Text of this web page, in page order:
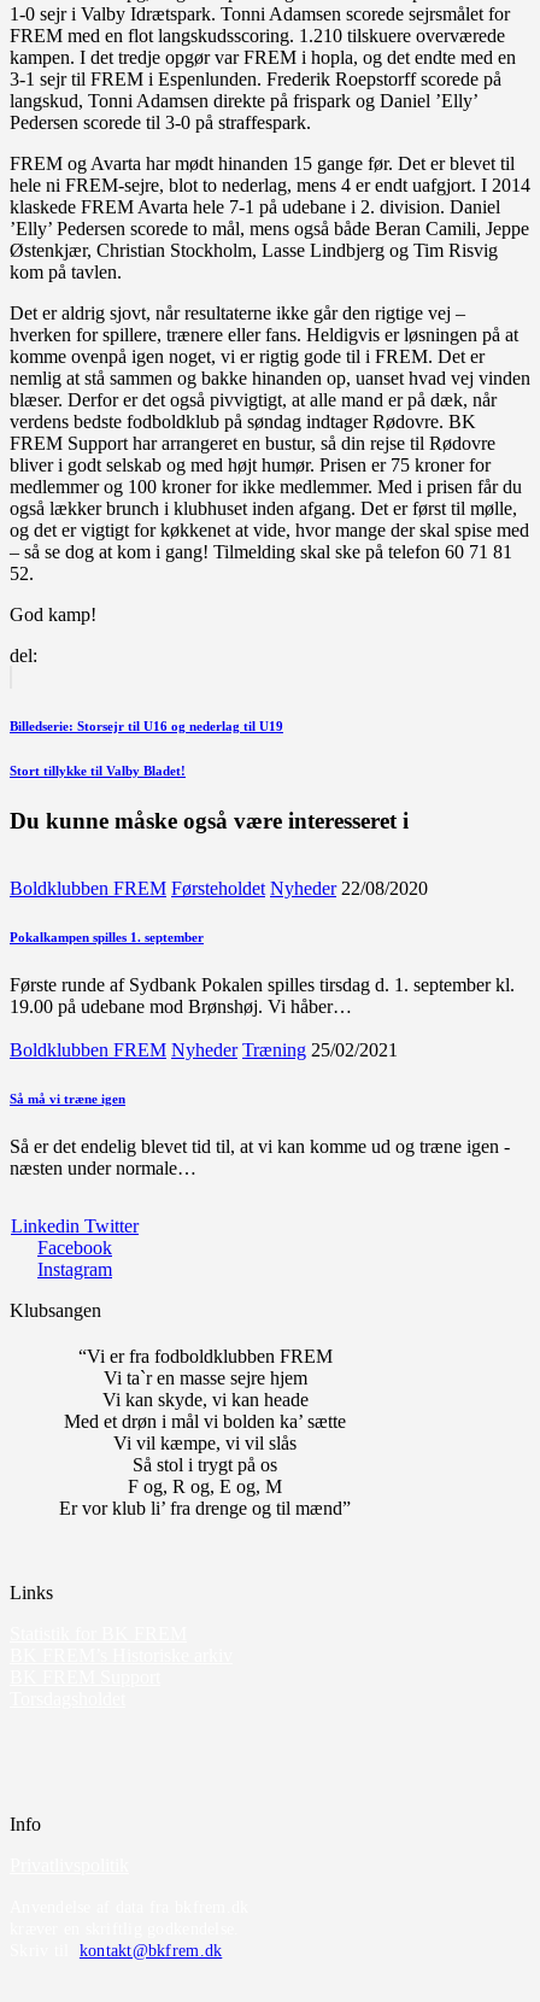
1-0 sejr i Valby Idrætspark. Tonni Adamsen scorede sejrsmålet for
FREM med en flot langskudsscoring. 1.210 tilskuere overværede
kampen. I det tredje opgør var FREM i hopla, og det endte med en
3-1 sejr til FREM i Espenlunden. Frederik Roepstorff scorede på
langskud, Tonni Adamsen direkte på frispark og Daniel ’Elly’
Pedersen scorede til 3-0 på straffespark.
FREM og Avarta har mødt hinanden 15 gange før. Det er blevet til
hele ni FREM-sejre, blot to nederlag, mens 4 er endt uafgjort. I 2014
klaskede FREM Avarta hele 7-1 på udebane i 2. division. Daniel
’Elly’ Pedersen scorede to mål, mens også både Beran Camili, Jeppe
Østenkjær, Christian Stockholm, Lasse Lindbjerg og Tim Risvig
kom på tavlen.
Det er aldrig sjovt, når resultaterne ikke går den rigtige vej –
hverken for spillere, trænere eller fans. Heldigvis er løsningen på at
komme ovenpå igen noget, vi er rigtig gode til i FREM. Det er
nemlig at stå sammen og bakke hinanden op, uanset hvad vej vinden
blæser. Derfor er det også pivvigtigt, at alle mand er på dæk, når
verdens bedste fodboldklub på søndag indtager Rødovre. BK
FREM Support har arrangeret en bustur, så din rejse til Rødovre
bliver i godt selskab og med højt humør. Prisen er 75 kroner for
medlemmer og 100 kroner for ikke medlemmer. Med i prisen får du
også lækker brunch i klubhuset inden afgang. Det er først til mølle,
og det er vigtigt for køkkenet at vide, hvor mange der skal spise med
– så se dog at kom i gang! Tilmelding skal ske på telefon 60 71 81
52.
God kamp!
del:
Billedserie: Storsejr til U16 og nederlag til U19
Næste
Stort tillykke til Valby Bladet!
Du kunne måske også være interesseret i
Boldklubben FREM Førsteholdet Nyheder 22/08/2020
Pokalkampen spilles 1. september
Første runde af Sydbank Pokalen spilles tirsdag d. 1. september kl.
19.00 på udebane mod Brønshøj. Vi håber…
Boldklubben FREM Nyheder Træning 25/02/2021
Så må vi træne igen
Så er det endelig blevet tid til, at vi kan komme ud og træne igen -
næsten under normale…
Linkedin Twitter
Facebook
Instagram
Klubsangen
“Vi er fra fodboldklubben FREM
Vi ta`r en masse sejre hjem
Vi kan skyde, vi kan heade
Med et drøn i mål vi bolden ka’ sætte
Vi vil kæmpe, vi vil slås
Så stol i trygt på os
F og, R og, E og, M
Er vor klub li’ fra drenge og til mænd”
Links
Info
kontakt@bkfrem.dk